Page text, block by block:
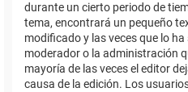
durante un cierto periodo de
tema, encontrará un pequeño
modificado y las veces que lo
moderador o la administración
mayoría de las veces el editor
causa de la edición. Los